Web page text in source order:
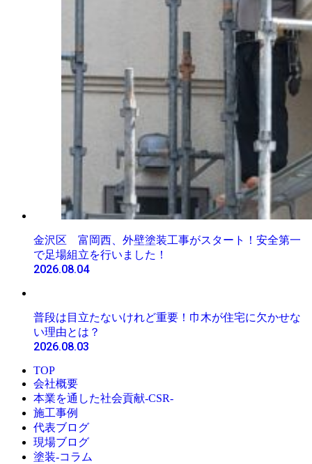
金沢区 富岡西、外壁塗装工事がスタート！安全第一
で足場組立を行いました！
2026.08.04
普段は目立たないけれど重要！巾木が住宅に欠かせな
い理由とは？
2026.08.03
TOP
会社概要
本業を通した社会貢献-CSR-
施工事例
代表ブログ
現場ブログ
塗装-コラム